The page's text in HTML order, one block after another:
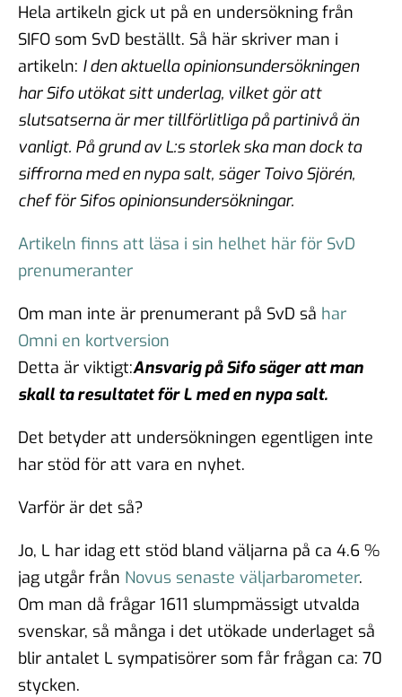
Hela artikeln gick ut på en undersökning från
SIFO som SvD beställt. Så här skriver man i
artikeln: I den aktuella opinionsundersökningen
har Sifo utökat sitt underlag, vilket gör att
slutsatserna är mer tillförlitliga på partinivå än
vanligt. På grund av L:s storlek ska man dock ta
siffrorna med en nypa salt, säger Toivo Sjörén,
chef för Sifos opinionsundersökningar.
Artikeln finns att läsa i sin helhet här för SvD
prenumeranter
Om man inte är prenumerant på SvD så har
Omni en kortversion
Detta är viktigt:Ansvarig på Sifo säger att man
skall ta resultatet för L med en nypa salt.
Det betyder att undersökningen egentligen inte
har stöd för att vara en nyhet.
Varför är det så?
Jo, L har idag ett stöd bland väljarna på ca 4.6 %
jag utgår från Novus senaste väljarbarometer.
Om man då frågar 1611 slumpmässigt utvalda
svenskar, så många i det utökade underlaget så
blir antalet L sympatisörer som får frågan ca: 70
stycken.